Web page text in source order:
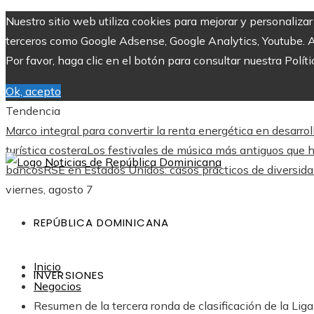
Nuestro sitio web utiliza cookies para mejorar y
terceros como Google Adsense, Google Analytics,
Por favor, haga clic en el botón para consultar nuestra
Ok, acepto
Tendencia
Marco integral para convertir la renta energética en
turística costeraLos festivales de música más antiguos que
bancosRSE en Estados Unidos: casos prácticos de
viernes, agosto 7
REPÚBLICA DOMINICANA
INVERSIONES
Inicio
Negocios
Resumen de la tercera ronda de clasificación de la